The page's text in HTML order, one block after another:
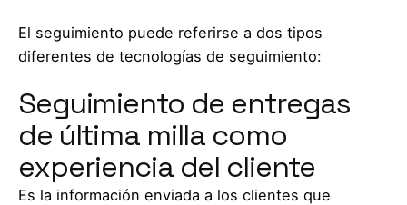
El seguimiento puede referirse a dos tipos
diferentes de tecnologías de seguimiento:
Seguimiento de entregas
de última milla como
experiencia del cliente
Es la información enviada a los clientes que